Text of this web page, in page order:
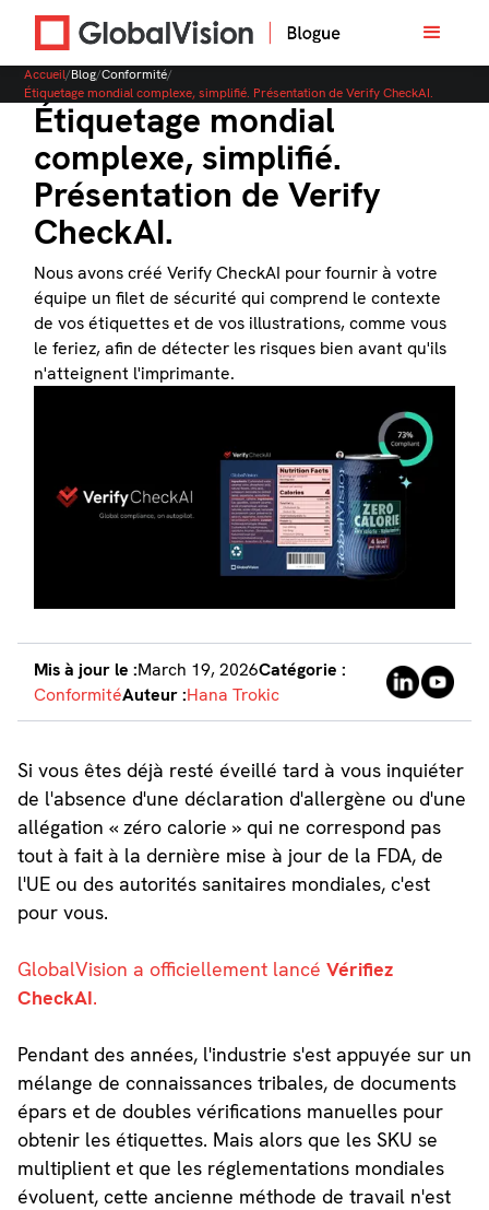
Accueil/Blog/Conformité/
Étiquetage mondial complexe, simplifié. Présentation de Verify CheckAI.
Étiquetage mondial
complexe, simplifié.
Présentation de Verify
CheckAI.
Nous avons créé Verify CheckAI pour fournir à votre
équipe un filet de sécurité qui comprend le contexte
de vos étiquettes et de vos illustrations, comme vous
le feriez, afin de détecter les risques bien avant qu'ils
n'atteignent l'imprimante.
Mis à jour le :March 19, 2026Catégorie :
ConformitéAuteur :Hana Trokic
Si vous êtes déjà resté éveillé tard à vous inquiéter
de l'absence d'une déclaration d'allergène ou d'une
allégation « zéro calorie » qui ne correspond pas
tout à fait à la dernière mise à jour de la FDA, de
l'UE ou des autorités sanitaires mondiales, c'est
pour vous.
GlobalVision a officiellement lancé Vérifiez
CheckAI.
Pendant des années, l'industrie s'est appuyée sur un
mélange de connaissances tribales, de documents
épars et de doubles vérifications manuelles pour
obtenir les étiquettes. Mais alors que les SKU se
multiplient et que les réglementations mondiales
évoluent, cette ancienne méthode de travail n'est